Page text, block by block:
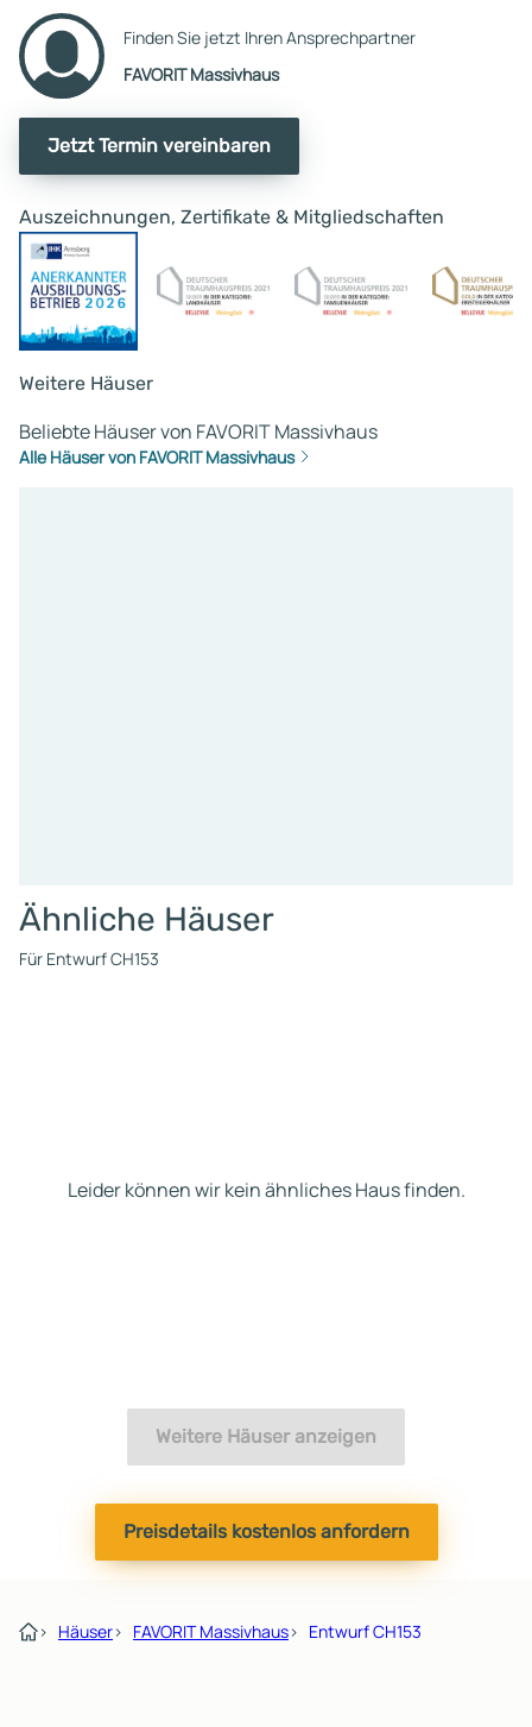
Telefondienstes nach dem
Unternehmens sehr viel
stimmen würde. Ich habe
Bauprojekt aber
jetziges Haus daher
Finden Sie jetzt Ihren Ansprechpartner
FAVORIT Massivhaus
Jetzt Termin vereinbaren
Auszeichnungen, Zertifikate & Mitgliedschaften
Weitere Häuser
Beliebte Häuser von FAVORIT Massivhaus
Alle Häuser von FAVORIT Massivhaus
Ähnliche Häuser
Für Entwurf CH153
Leider können wir kein ähnliches Haus finden.
Weitere Häuser anzeigen
Preisdetails kostenlos anfordern
› Häuser› FAVORIT Massivhaus› Entwurf CH153